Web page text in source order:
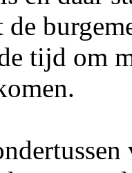
tijd om